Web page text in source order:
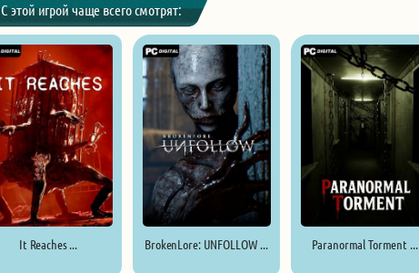
С этой игрой чаще всего смотрят:
It Reaches ... BrokenLore: UNFOLLOW ... Paranormal Torment ...